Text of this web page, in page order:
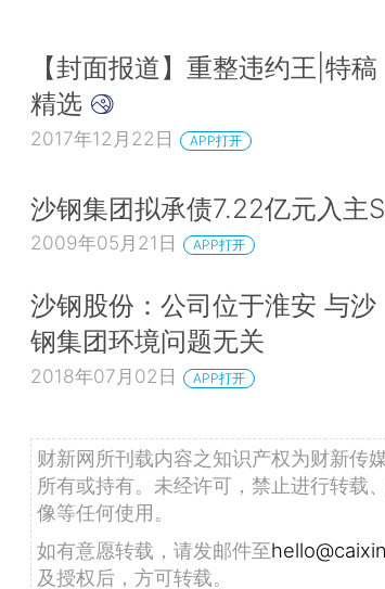
【封面报道】重整违约王|特稿
精选
2017年12月22日 APP打开
沙钢集团拟承债7.22亿元入主
2009年05月21日 APP打开
沙钢股份：公司位于淮安 与沙
钢集团环境问题无关
2018年07月02日 APP打开
财新网所刊载内容之知识产权为财新传
所有或持有。未经许可，禁止进行转载
像等任何使用。
如有意愿转载，请发邮件至
及授权后，方可转载。